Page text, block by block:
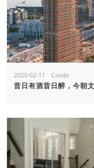
2020-02-11 Condo
昔日有酒昔日醉，今朝